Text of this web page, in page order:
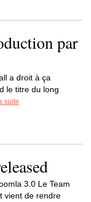
par
a droit à ça
le titre du long
suite
3.0 Le Team
vient de rendre